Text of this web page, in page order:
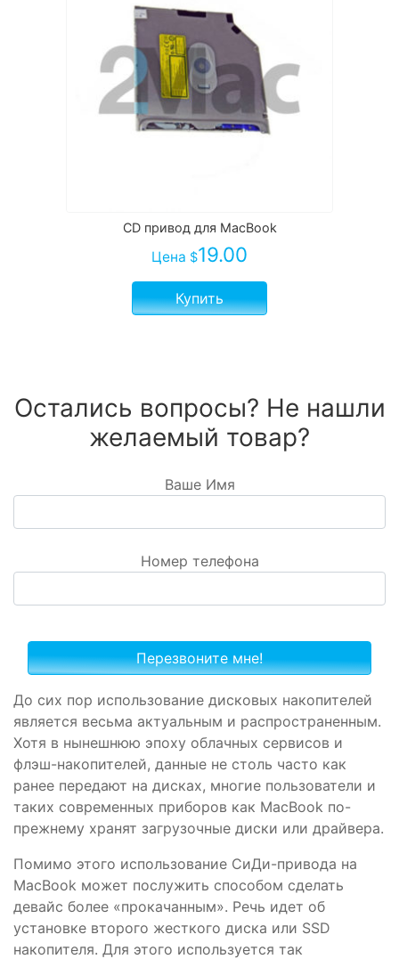
CD привод для MacBook
Цена $19.00
Купить
Остались вопросы? Не нашли
желаемый товар?
Ваше Имя
Номер телефона
До сих пор использование дисковых накопителей
является весьма актуальным и распространенным.
Хотя в нынешнюю эпоху облачных сервисов и
флэш-накопителей, данные не столь часто как
ранее передают на дисках, многие пользователи и
таких современных приборов как MacBook по-
прежнему хранят загрузочные диски или драйвера.
Помимо этого использование СиДи-привода на
MacBook может послужить способом сделать
девайс более «прокачанным». Речь идет об
установке второго жесткого диска или SSD
накопителя. Для этого используется так